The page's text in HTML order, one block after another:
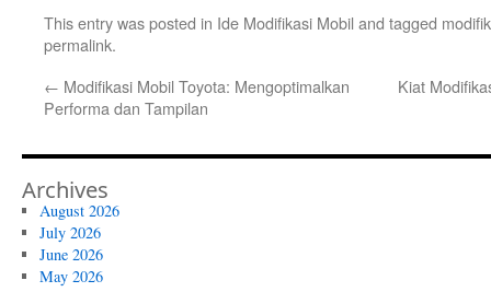
This entry was posted in Ide Modifikasi Mobil and tagged
permalink.
← Modifikasi Mobil Toyota: Mengoptimalkan
Performa dan Tampilan
Kiat
Archives
August 2026
July 2026
June 2026
May 2026